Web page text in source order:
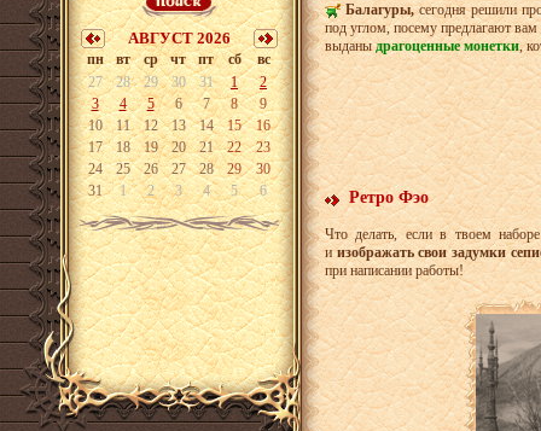
АВГУСТ 2026
пн вт ср чт пт сб
вс
27
28 29 30 31 1
2
3
4 5 6 7 8
9
10
11 12 13 14 15
16
17
18 19 20 21 22
23
24
25 26 27 28 29
30
31
1 2 3 4 5 6
Балагуры,сегодня решили
под углом, посему предлагают вам
выданыдрагоценные монетки,
Ретро Фэо
Что делать, если в твоем
иизображать свои задумки
при написании работы!